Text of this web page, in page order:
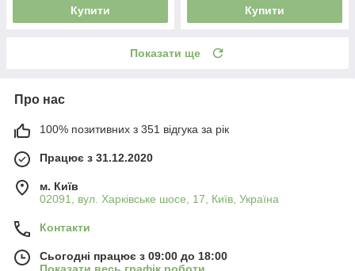
Купити Купити
Показати ще
Про нас
100% позитивних з 351 відгука за рік
Працює з 31.12.2020
м. Київ
02091, вул. Харківське шосе, 17, Київ, Україна
Контакти
Сьогодні працює з 09:00 до 18:00